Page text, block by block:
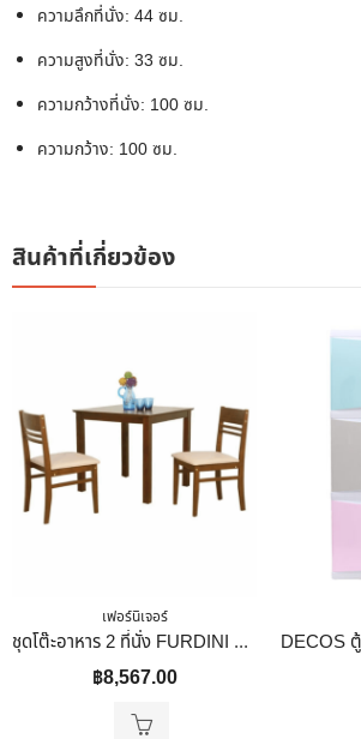
ความลึกที่นั่ง: 44 ซม.
ความสูงที่นั่ง: 33 ซม.
ความกว้างที่นั่ง: 100 ซม.
ความกว้าง: 100 ซม.
สินค้าที่เกี่ยวข้อง
เฟอร์นิเจอร์
ชุดโต๊ะอาหาร 2 ที่นั่ง FURDINI NANO สี LIGHT WALNUT
฿8,567.00